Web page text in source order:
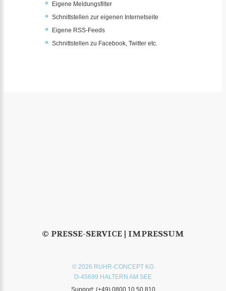
Eigene Meldungsfilter
Schnittstellen zur eigenen Internetseite
Eigene RSS-Feeds
Schnittstellen zu Facebook, Twitter etc.
© PRESSE-SERVICE | IMPRESSUM
© 2026 RUHR-CONCEPT KG
D-45699 HALTERN AM SEE
Support: (+49) 0800 10 50 810